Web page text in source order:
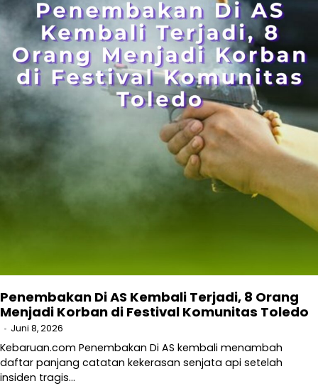
Penembakan Di AS Kembali Terjadi, 8 Orang
Menjadi Korban di Festival Komunitas Toledo
Juni 8, 2026
Kebaruan.com Penembakan Di AS kembali menambah
daftar panjang catatan kekerasan senjata api setelah
insiden tragis…